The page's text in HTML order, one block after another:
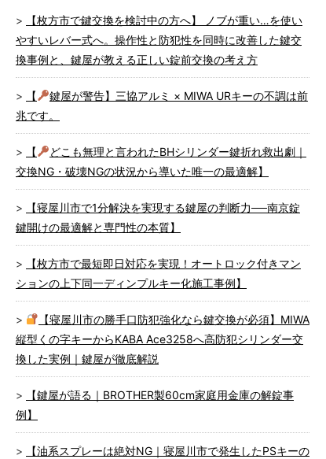
【枚方市で鍵交換を検討中の方へ】 ノブが重い…を使い
やすいレバー式へ。操作性と防犯性を同時に改善した鍵交
換事例と、鍵屋が教える正しい錠前交換の考え方
【
鍵屋が警告】三協アルミ × MIWA URキーの不調は前
兆です。
【
どこも無理と言われたBHシリンダー鍵折れ救出劇｜
交換NG・破壊NGの状況から導いた唯一の最適解】
【寝屋川市で1分解決を実現する鍵屋の判断力──南京錠
鍵開けの最適解と専門性の本質】
【枚方市で最短即日対応を実現！オートロック付きマン
ションの上下同一ディンプルキー化施工事例】
【寝屋川市の勝手口防犯強化なら鍵交換が必須】MIWA
縦型くの字キーからKABA Ace3258へ高防犯シリンダー交
換した実例｜鍵屋が徹底解説
【鍵屋が語る｜BROTHER製60cm家庭用金庫の解錠事
例】
【油系スプレーは絶対NG｜寝屋川市で発生したPSキーの